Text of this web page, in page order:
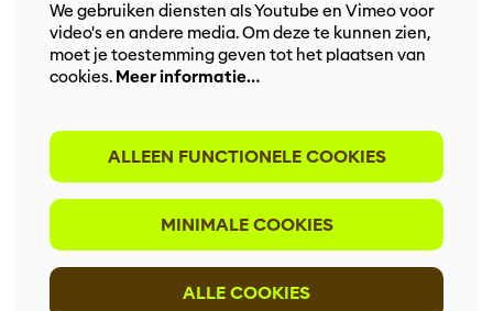
We gebruiken diensten als Youtube en Vimeo voor
video's en andere media. Om deze te kunnen zien,
moet je toestemming geven tot het plaatsen van
cookies. Meer informatie…
ALLEEN FUNCTIONELE COOKIES
MINIMALE COOKIES
ALLE COOKIES